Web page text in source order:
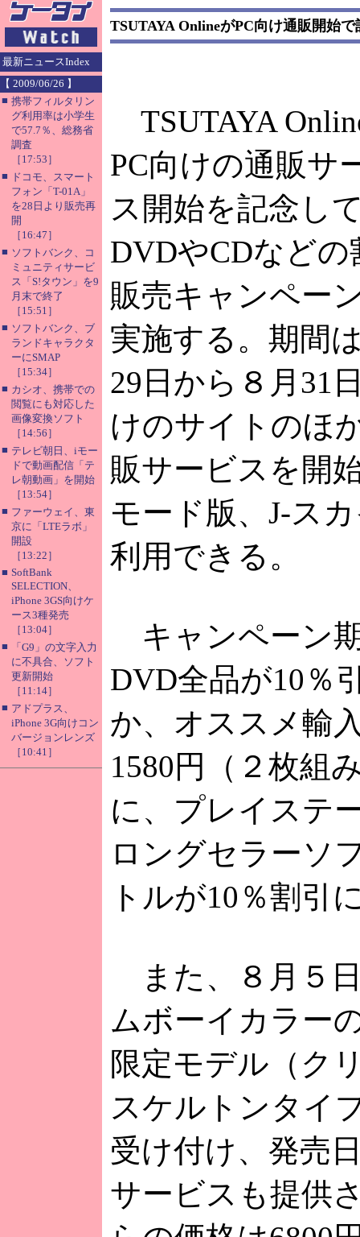
最新ニュースIndex
【 2009/06/26 】
■ 携帯フィルタリン
グ利用率は小学生
で57.7％、総務省
調査
［17:53］
■ ドコモ、スマート
フォン「T-01A」
を28日より販売再
開
［16:47］
■ ソフトバンク、コ
ミュニティサービ
ス「S!タウン」を9
月末で終了
［15:51］
■ ソフトバンク、ブ
ランドキャラクタ
ーにSMAP
［15:34］
■ カシオ、携帯での
閲覧にも対応した
画像変換ソフト
［14:56］
■ テレビ朝日、iモー
ドで動画配信「テ
レ朝動画」を開始
［13:54］
■ ファーウェイ、東
京に「LTEラボ」
開設
［13:22］
■ SoftBank
SELECTION、
iPhone 3GS向けケ
ース3種発売
［13:04］
■
「G9」の文字入力
に不具合、ソフト
更新開始
［11:14］
■ アドプラス、
iPhone 3G向けコン
バージョンレンズ
［10:41］
TSUTAYA OnlineがPC向け通販開始
TSUTAYA
PC向けの通販サ
ス開始を記念し
DVDやCDなどの
販売キャンペー
実施する。期間
29日から８月31
けのサイトのほ
販サービスを開
モード版、J-ス
利用できる。
キャンペーン
DVD全品が10％
か、オススメ輸
1580円（２枚組
に、プレイステ
ロングセラーソ
トルが10％割引
また、８月５
ムボーイカラー
限定モデル（ク
スケルトンタイ
受け付け、発売
サービスも提供